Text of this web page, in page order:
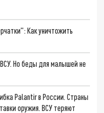
Как уничтожить
Но беды для малышей не
Palantir в России. Страны
оружия. ВСУ теряют